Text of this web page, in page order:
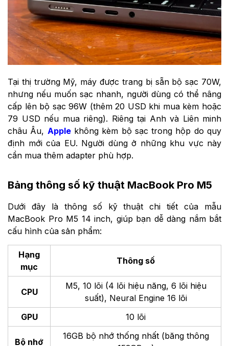
Tại thị trường Mỹ, máy được trang bị sẵn bộ sạc 70W,
nhưng nếu muốn sạc nhanh, người dùng có thể nâng
cấp lên bộ sạc 96W (thêm 20 USD khi mua kèm hoặc
79 USD nếu mua riêng). Riêng tại Anh và Liên minh
châu Âu, Applekhông kèm bộ sạc trong hộp do quy
định mới của EU. Người dùng ở những khu vực này
cần mua thêm adapter phù hợp.
Bảng thông số kỹ thuật MacBook Pro M5
Dưới đây là thông số kỹ thuật chi tiết của mẫu
MacBook Pro M5 14 inch, giúp bạn dễ dàng nắm bắt
cấu hình của sản phẩm:
Hạng
mục
Thông số
CPU
M5, 10 lõi (4 lõi hiệu năng, 6 lõi hiệu
suất), Neural Engine 16 lõi
GPU
10 lõi
Bộ nhớ
16GB bộ nhớ thống nhất (băng thông